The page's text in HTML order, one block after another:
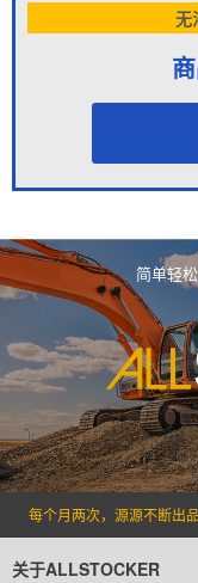
无
简单轻
每个月两次，源源不断出
关于ALLSTOCKER